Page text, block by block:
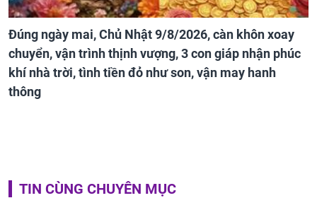
Đúng ngày mai, Chủ Nhật 9/8/2026, càn khôn xoay
chuyển, vận trình thịnh vượng, 3 con giáp nhận phúc
khí nhà trời, tình tiền đỏ như son, vận may hanh
thông
TIN CÙNG CHUYÊN MỤC